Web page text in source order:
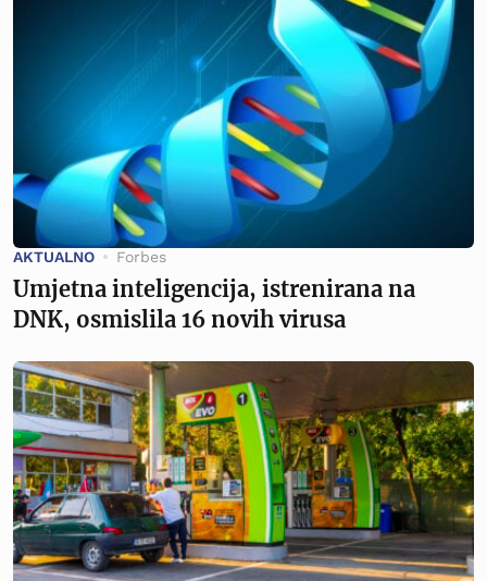
AKTUALNO Forbes
Umjetna inteligencija, istrenirana na
DNK, osmislila 16 novih virusa